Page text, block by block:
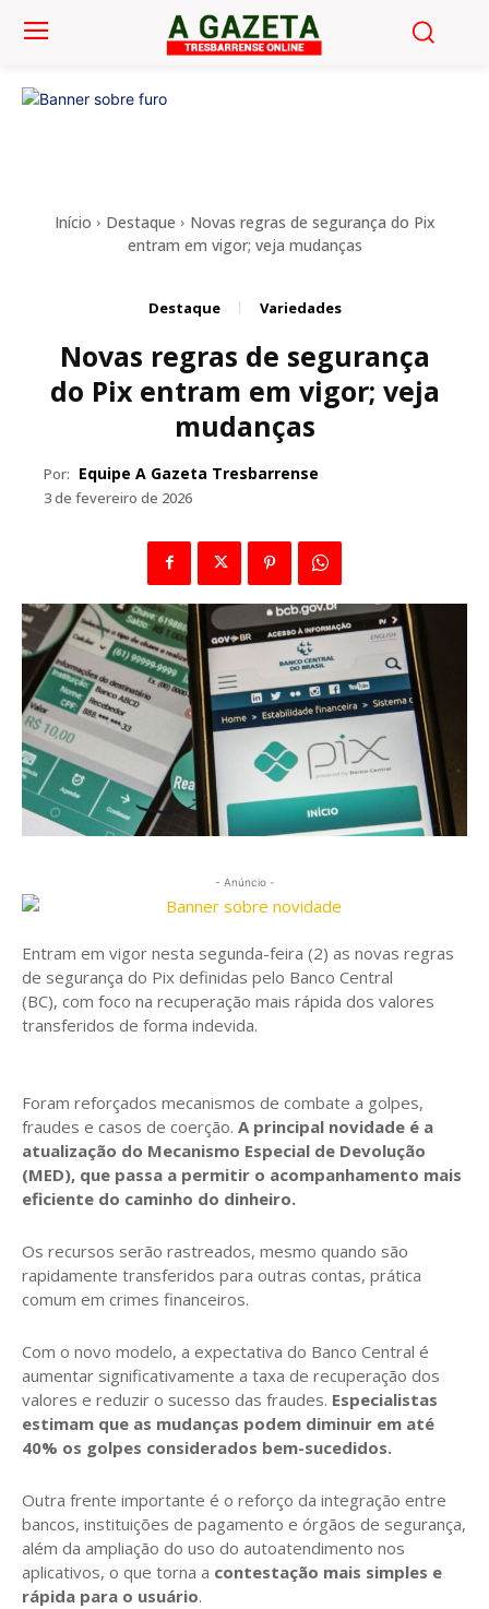
Início Destaque
Novas regras de segurança do Pix
entram em vigor; veja mudanças
Destaque Variedades
Novas regras de segurança
do Pix entram em vigor; veja
mudanças
Por: Equipe A Gazeta Tresbarrense
3 de fevereiro de 2026
- Anúncio -
Entram em vigor nesta segunda-feira (2) as novas regras
de segurança do Pix definidas pelo Banco Central
(BC), com foco na recuperação mais rápida dos valores
transferidos de forma indevida.
Foram reforçados mecanismos de combate a golpes,
fraudes e casos de coerção. A principal novidade é a
atualização do Mecanismo Especial de Devolução
(MED), que passa a permitir o acompanhamento mais
eficiente do caminho do dinheiro.
Os recursos serão rastreados, mesmo quando são
rapidamente transferidos para outras contas, prática
comum em crimes financeiros.
Com o novo modelo, a expectativa do Banco Central é
aumentar significativamente a taxa de recuperação dos
valores e reduzir o sucesso das fraudes. Especialistas
estimam que as mudanças podem diminuir em até
40% os golpes considerados bem-sucedidos.
Outra frente importante é o reforço da integração entre
bancos, instituições de pagamento e órgãos de segurança,
além da ampliação do uso do autoatendimento nos
aplicativos, o que torna a contestação mais simples e
rápida para o usuário.